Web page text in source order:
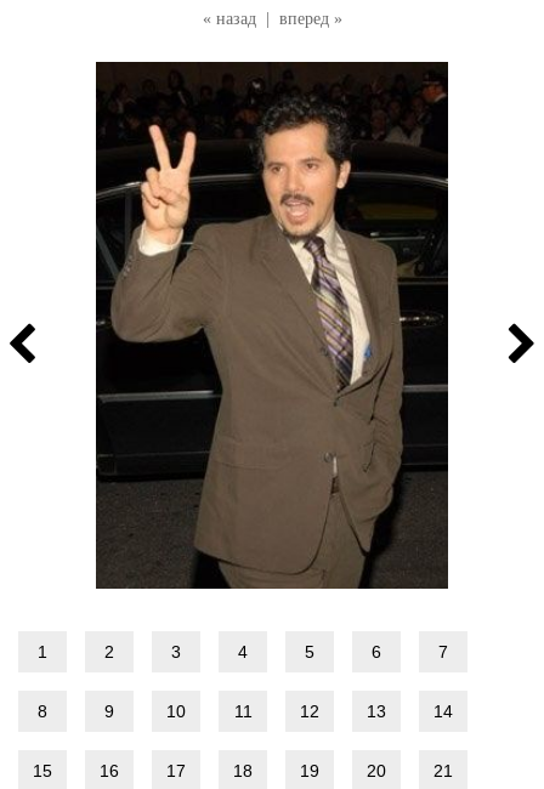
« назад вперед »
1 2 3 4 5 6 7
8 9 10 11 12 13 14
15 16 17 18 19 20 21